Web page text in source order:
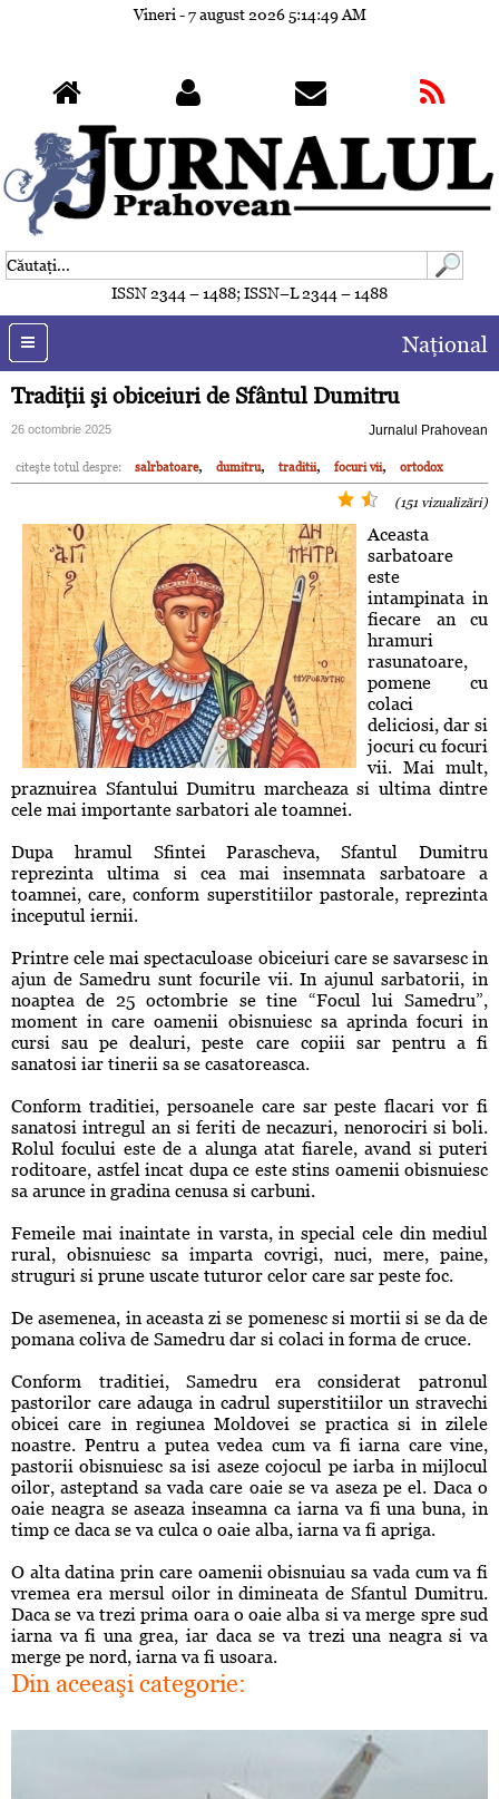
Vineri - 7 august 2026 5:14:51 AM
ISSN 2344 – 1488; ISSN–L 2344 – 1488
Naţional
Tradiţii şi obiceiuri de Sfântul Dumitru
26 octombrie 2025 Jurnalul Prahovean
citeşte totul despre: salrbatoare, dumitru, traditii, focuri vii, ortodox
(151 vizualizări)
Aceasta
sarbatoare
este
intampinata in
fiecare an cu
hramuri
rasunatoare,
pomene cu
colaci
deliciosi, dar si
jocuri cu focuri
vii. Mai mult,
praznuirea Sfantului Dumitru marcheaza si ultima dintre
cele mai importante sarbatori ale toamnei.
Dupa hramul Sfintei Parascheva, Sfantul Dumitru
reprezinta ultima si cea mai insemnata sarbatoare a
toamnei, care, conform superstitiilor pastorale, reprezinta
inceputul iernii.
Printre cele mai spectaculoase obiceiuri care se savarsesc in
ajun de Samedru sunt focurile vii. In ajunul sarbatorii, in
noaptea de 25 octombrie se tine “Focul lui Samedru”,
moment in care oamenii obisnuiesc sa aprinda focuri in
cursi sau pe dealuri, peste care copiii sar pentru a fi
sanatosi iar tinerii sa se casatoreasca.
Conform traditiei, persoanele care sar peste flacari vor fi
sanatosi intregul an si feriti de necazuri, nenorociri si boli.
Rolul focului este de a alunga atat fiarele, avand si puteri
roditoare, astfel incat dupa ce este stins oamenii obisnuiesc
sa arunce in gradina cenusa si carbuni.
Femeile mai inaintate in varsta, in special cele din mediul
rural, obisnuiesc sa imparta covrigi, nuci, mere, paine,
struguri si prune uscate tuturor celor care sar peste foc.
De asemenea, in aceasta zi se pomenesc si mortii si se da de
pomana coliva de Samedru dar si colaci in forma de cruce.
Conform traditiei, Samedru era considerat patronul
pastorilor care adauga in cadrul superstitiilor un stravechi
obicei care in regiunea Moldovei se practica si in zilele
noastre. Pentru a putea vedea cum va fi iarna care vine,
pastorii obisnuiesc sa isi aseze cojocul pe iarba in mijlocul
oilor, asteptand sa vada care oaie se va aseza pe el. Daca o
oaie neagra se aseaza inseamna ca iarna va fi una buna, in
timp ce daca se va culca o oaie alba, iarna va fi apriga.
O alta datina prin care oamenii obisnuiau sa vada cum va fi
vremea era mersul oilor in dimineata de Sfantul Dumitru.
Daca se va trezi prima oara o oaie alba si va merge spre sud
iarna va fi una grea, iar daca se va trezi una neagra si va
merge pe nord, iarna va fi usoara.
Din aceeaşi categorie: